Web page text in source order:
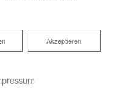
Akzeptieren